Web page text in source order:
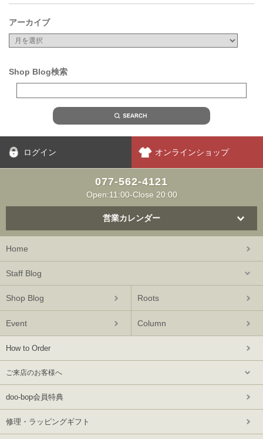
アーカイブ
Shop Blog検索
ログイン オンラインショップ
077-562-4121
Open:11:00-Close 20:00
営業カレンダー
Home
Staff Blog
Shop Blog Roots
Event Column
How to Order
ご来店のお客様へ
doo-bop会員特典
修理・ラッピングギフト